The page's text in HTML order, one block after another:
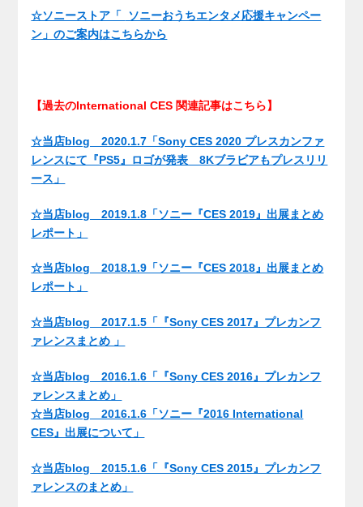
☆ソニーストア「
ソニーおうちエンタメ応援キャンペー
ン」のご案内はこちらから
【過去のInternational CES 関連記事はこちら】
☆当店blog 2020.1.7「Sony CES 2020 プレスカンファ
レンスにて『PS5』ロゴが発表 8Kブラビアもプレスリリ
ース」
☆当店blog 2019.1.8「ソニー『CES 2019』出展まとめ
レポート」
☆当店blog 2018.1.9「ソニー『CES 2018』出展まとめ
レポート」
☆当店blog 2017.1.5「『Sony CES 2017』プレカンフ
ァレンスまとめ 」
☆当店blog 2016.1.6「『Sony CES 2016』プレカンフ
ァレンスまとめ」
☆当店blog 2016.1.6「ソニー『2016 International
CES』出展について」
☆当店blog 2015.1.6「『Sony CES 2015』プレカンフ
ァレンスのまとめ」